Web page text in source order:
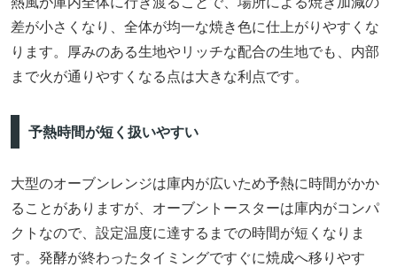
差が小さくなり、全体が均一な焼き色に仕上がりやすくな
ります。厚みのある生地やリッチな配合の生地でも、内部
まで火が通りやすくなる点は大きな利点です。
予熱時間が短く扱いやすい
大型のオーブンレンジは庫内が広いため予熱に時間がかか
ることがありますが、オーブントースターは庫内がコンパ
クトなので、設定温度に達するまでの時間が短くなりま
す。発酵が終わったタイミングですぐに焼成へ移りやす